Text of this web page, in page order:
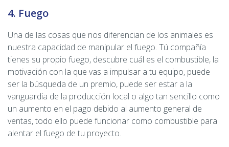
4. Fuego
Una de las cosas que nos diferencian de los animales es
nuestra capacidad de manipular el fuego. Tú compañía
tienes su propio fuego, descubre cuál es el combustible, la
motivación con la que vas a impulsar a tu equipo, puede
ser la búsqueda de un premio, puede ser estar a la
vanguardia de la producción local o algo tan sencillo como
un aumento en el pago debido al aumento general de
ventas, todo ello puede funcionar como combustible para
alentar el fuego de tu proyecto.